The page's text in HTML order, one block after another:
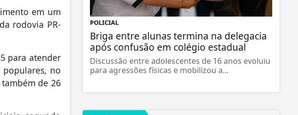
em um
rodovia PR-
para atender
no
de 26
POLICIAL
Briga entre alunas termina na delegacia
após confusão em colégio estadual
Discussão entre adolescentes de 16 anos evoluiu
para agressões físicas e mobilizou a...